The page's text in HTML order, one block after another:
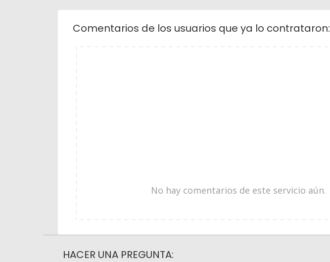
Comentarios de los usuarios que ya lo contrataron:
No hay comentarios de este servicio aún.
HACER UNA PREGUNTA: